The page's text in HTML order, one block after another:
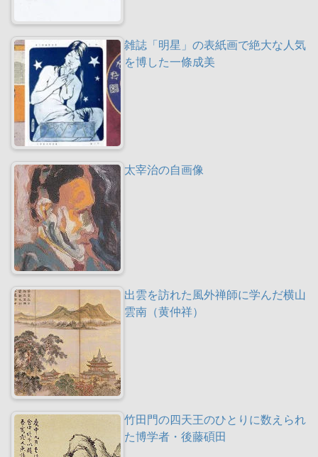
雑誌「明星」の表紙画で絶大な人気
を博した一條成美
太宰治の自画像
出雲を訪れた風外禅師に学んだ横山
雲南（黄仲祥）
竹田門の四天王のひとりに数えられ
た博学者・後藤碩田